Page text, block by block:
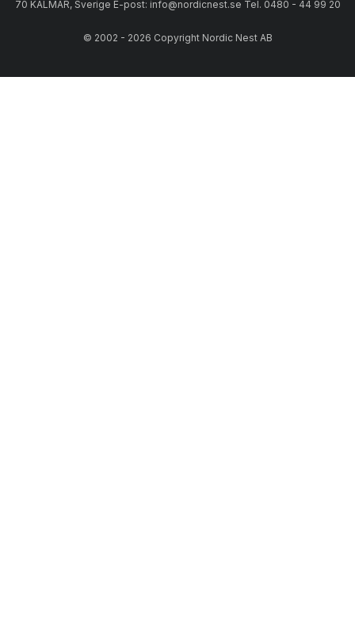
70 KALMAR, Sverige E-post: info@nordicnest.se Tel. 0480 - 44 99 20
© 2002 - 2026 Copyright Nordic Nest AB